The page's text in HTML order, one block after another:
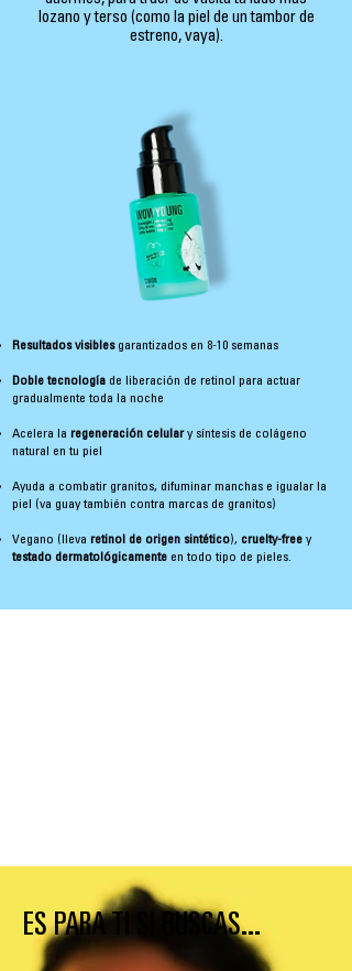
lozano y terso (como la piel de un tambor de
estreno, vaya).
Resultados visiblesgarantizados en 8-10 semanas
Doble tecnología de liberación de retinol para actuar
gradualmente toda la noche
Acelera la regeneración celulary síntesis de colágeno
natural en tu piel
Ayuda a combatir granitos, difuminar manchas e igualar la
piel (va guay también contra marcas de granitos)
Vegano (lleva retinol de origen sintético), cruelty-free y
testado dermatológicamente en todo tipo de pieles.
ES PARA TI SI BUSCAS...